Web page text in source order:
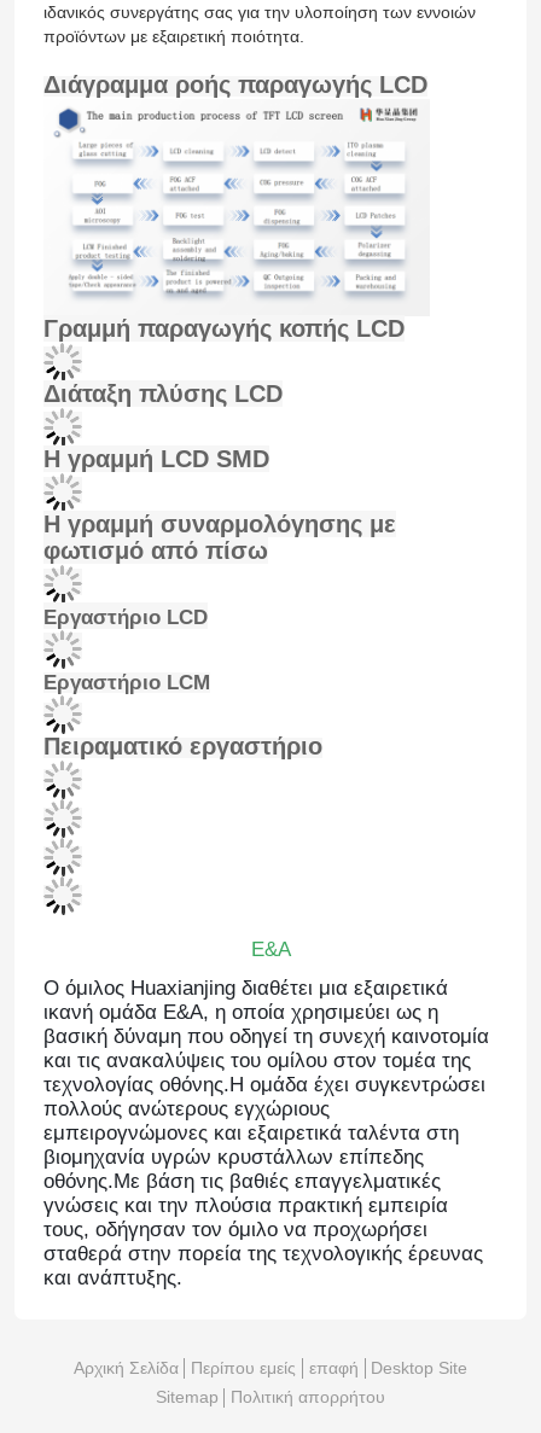
Αρχική
Προϊόντα
Βίντεο
Σχετικά με εμάς
Ξενάγηση στο Εργοστάσιο
Ποιοτικός έλεγχος
Επικοινωνήστε μαζί μας
Ειδήσεις
Υποθέσεις
Οθόνη LCD TFT
Επίδειξη ΔΙΕΘΝΏΝ ΕΙΔΗΣΕΟΓΡΑΦΙΚΏΝ
Οθόνη αφής LCD TFT LCD
φορητή οθόνη LCD
Μονάδα οθόνης OLED
Επίδειξη αυτοκινήτων LCD
Επιτροπή οθόνης αφής LCD
ιδανικός συνεργάτης σας για την υλοποίηση των εννοιών
προϊόντων με εξαιρετική ποιότητα.
Διάγραμμα ροής παραγωγής LCD
Γραμμή παραγωγής κοπής LCD
Διάταξη πλύσης LCD
Η γραμμή LCD SMD
Η γραμμή συναρμολόγησης με
φωτισμό από πίσω
Εργαστήριο LCD
Εργαστήριο LCM
Πειραματικό εργαστήριο
Ε&Α
Ο όμιλος Huaxianjing διαθέτει μια εξαιρετικά
ικανή ομάδα Ε&Α, η οποία χρησιμεύει ως η
βασική δύναμη που οδηγεί τη συνεχή καινοτομία
και τις ανακαλύψεις του ομίλου στον τομέα της
τεχνολογίας οθόνης.Η ομάδα έχει συγκεντρώσει
πολλούς ανώτερους εγχώριους
οθόνης.Με βάση τις βαθιές επαγγελματικές
γνώσεις και την πλούσια πρακτική εμπειρία
τους, οδήγησαν τον όμιλο να προχωρήσει